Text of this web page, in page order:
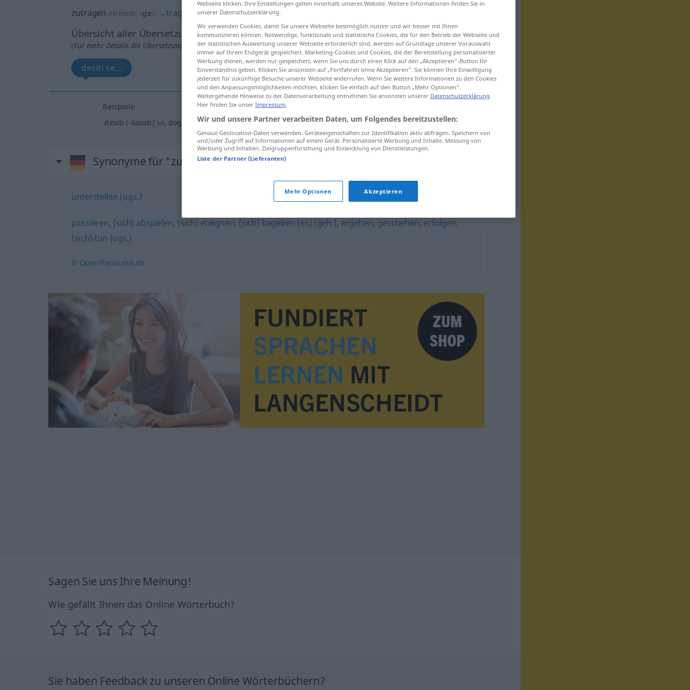
zutragen <trennb; -ge-; →tragen
Übersicht aller Übersetzungen
(Für mehr Details die Übersetzung anklicken/antippen)
desiti se...
Beispiele
desiti (-šavati) se, dogoditi (-gađati)se sich zutragen
Synonyme für "zutragen"
unterstellen (ugs.)
passieren, (sich) abspielen, (sich) ereignen, (sich) begeben (es) (geh.), ergehen, geschehen, erfolgen,
(sich) tun (ugs.)
© OpenThesaurus.de
Sagen Sie uns Ihre Meinung!
Wie gefällt Ihnen das Online Wörterbuch?
Sie haben Feedback zu unseren Online Wörterbüchern?
Webseite klicken. Ihre Einstellungen gelten innerhalb unseres Website. Weitere Informationen finden Sie in
unserer Datenschutzerklärung.
Wir verwenden Cookies, damit Sie unsere Webseite bestmöglich nutzen und wir besser mit Ihnen
kommunizieren können. Notwendige, funktionale und statistische Cookies, die für den Betrieb der Webseite und
der statistischen Auswertung unserer Webseite erforderlich sind, werden auf Grundlage unserer Vorauswahl
immer auf Ihrem Endgerät gespeichert. Marketing-Cookies und Cookies, die der Bereitstellung personalisierter
Werbung dienen, werden nur gespeichert, wenn Sie uns durch einen Klick auf den „Akzeptieren“-Button Ihr
Einverständnis geben. Klicken Sie ansonsten auf „Fortfahren ohne Akzeptieren“. Sie können Ihre Einwilligung
jederzeit für zukünftige Besuche unserer Webseite widerrufen. Wenn Sie weitere Informationen zu den Cookies
und den Anpassungsmöglichkeiten möchten, klicken Sie einfach auf den Button „Mehr Optionen“.
Weitergehende Hinweise zu der Datenverarbeitung entnehmen Sie ansonsten unserer Datenschutzerklärung.
Hier finden Sie unser Impressum.
Wir und unsere Partner verarbeiten Daten, um Folgendes bereitzustellen:
Genaue Geolocation-Daten verwenden. Geräteeigenschaften zur Identifikation aktiv abfragen. Speichern von
und/oder Zugriff auf Informationen auf einem Gerät. Personalisierte Werbung und Inhalte, Messung von
Werbung und Inhalten, Zielgruppenforschung und Entwicklung von Dienstleistungen.
Liste der Partner (Lieferanten)
Mehr Optionen Akzeptieren